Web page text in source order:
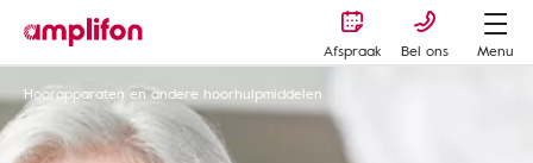
Afspraak Bel ons
Menu
Hoorapparaten en andere hoorhulpmiddelen